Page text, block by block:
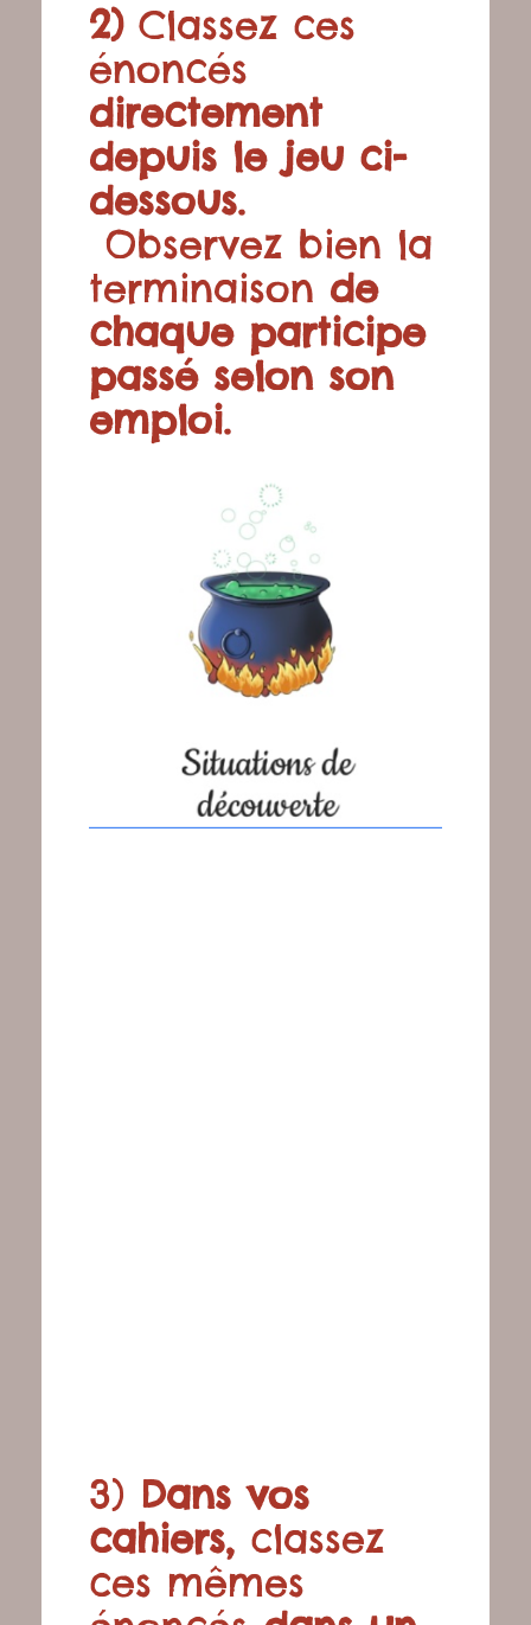
2) Classez ces
énoncés
directement
depuis le jeu ci-
dessous.
Observez bien la
terminaison de
chaque participe
passé selon son
emploi.
3) Dans vos
cahiers, classez
ces mêmes